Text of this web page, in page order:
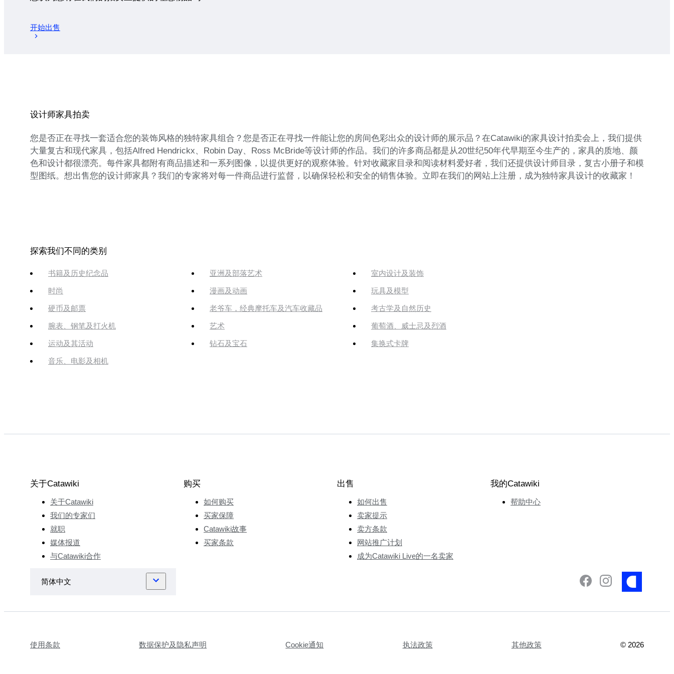
开始出售
设计师家具拍卖
您是否正在寻找一套适合您的装饰风格的独特家具组合？您是否正在寻找一件能让您的房间色彩出众的设计师的展示品？在Catawiki的家具设计拍卖会上，我们提供
大量复古和现代家具，包括Alfred Hendrickx、Robin Day、Ross McBride等设计师的作品。我们的许多商品都是从20世纪50年代早期至今生产的，家具的质地、颜
色和设计都很漂亮。每件家具都附有商品描述和一系列图像，以提供更好的观察体验。针对收藏家目录和阅读材料爱好者，我们还提供设计师目录，复古小册子和模
型图纸。想出售您的设计师家具？我们的专家将对每一件商品进行监督，以确保轻松和安全的销售体验。立即在我们的网站上注册，成为独特家具设计的收藏家！
探索我们不同的类别
书籍及历史纪念品 亚洲及部落艺术 室内设计及装饰
时尚 漫画及动画 玩具及模型
硬币及邮票 老爷车，经典摩托车及汽车收藏品 考古学及自然历史
腕表、钢笔及打火机 艺术 葡萄酒、威士忌及烈酒
运动及其活动 钻石及宝石 集换式卡牌
音乐、电影及相机
关于Catawiki
关于Catawiki
我们的专家们
就职
媒体报道
与Catawiki合作
购买
如何购买
买家保障
Catawiki故事
买家条款
出售
如何出售
卖家提示
卖方条款
网站推广计划
成为Catawiki Live的一名卖家
我的Catawiki
帮助中心
使用条款 数据保护及隐私声明 Cookie通知 执法政策 其他政策 © 2026